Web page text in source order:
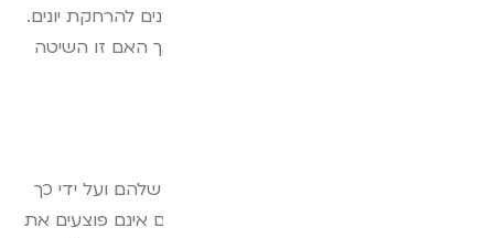
שיטות להרחקתן. אחת השיטות היא דוקרנים להרחקת יונים.
זו שיטה פופולרית יחסית, יש בה יתרונות אך האם זו השיטה
דוקרנים להרחקת יונים הם קוצניים בקצה שלהם ועל ידי כך
גורמים ליונה רתיעה מלנחות עליהם. גם אם אינם פוצעים את